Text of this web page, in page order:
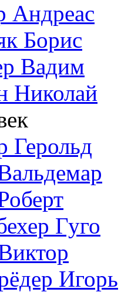
Андреас
Борис
Вадим
Николай
Герольд
Гуго
Игорь